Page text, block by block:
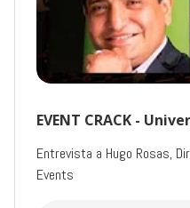
EVENT CRACK -
Entrevista a Hugo Rosas,
Events